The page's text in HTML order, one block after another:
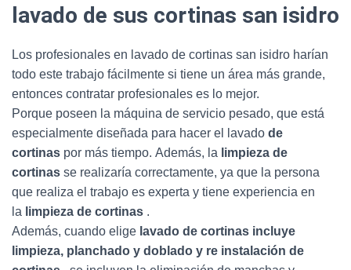
lavado de sus cortinas san isidro
Los profesionales en lavado de cortinas san isidro harían
todo este trabajo fácilmente si tiene un área más grande,
entonces contratar profesionales es lo mejor.
Porque poseen la máquina de servicio pesado, que está
especialmente diseñada para hacer el lavado de
cortinas por más tiempo. Además, la limpieza de
cortinas se realizaría correctamente, ya que la persona
que realiza el trabajo es experta y tiene experiencia en
la limpieza de cortinas .
Además, cuando elige lavado de cortinas incluye
limpieza, planchado y doblado y re instalación de